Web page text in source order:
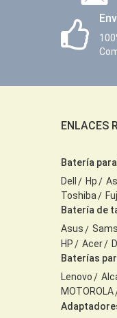
ENLACES
Batería
Dell
Hp
Toshiba
Batería de
Asus
HP
Acer
Baterías
Lenovo
MOTOROLA